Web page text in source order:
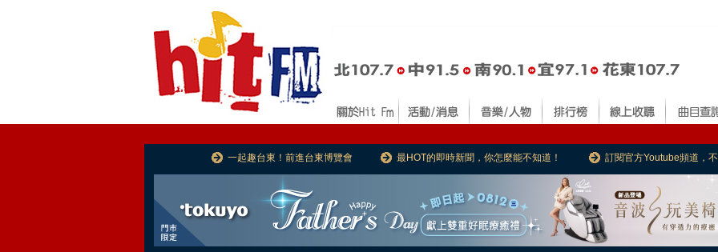
一起趣台東！前進台東博覽會 最HOT的即時新聞，你怎麼能不知道！ 訂閱官方Youtube頻道，